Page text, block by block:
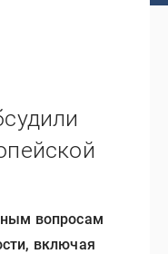
вопросам
включая